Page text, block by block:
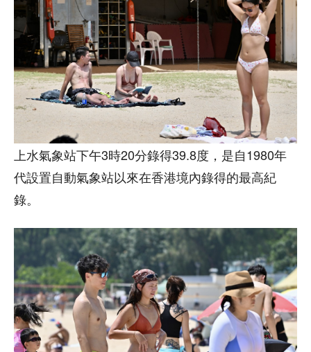
上水氣象站下午3時20分錄得39.8度，是自1980年
代設置自動氣象站以來在香港境內錄得的最高紀
錄。